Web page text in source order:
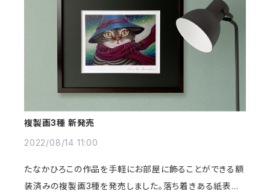
複製画3種 新発売
2022/08/14 11:00
たなかひろこの作品を手軽にお部屋に飾ることができる額
装済みの複製画3種を発売しました。落ち着きある紙表面